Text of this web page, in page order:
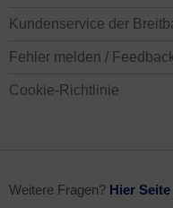
Kundenservice der
Fehler melden /
Cookie-Richtlinie
Weitere Fragen? Hier